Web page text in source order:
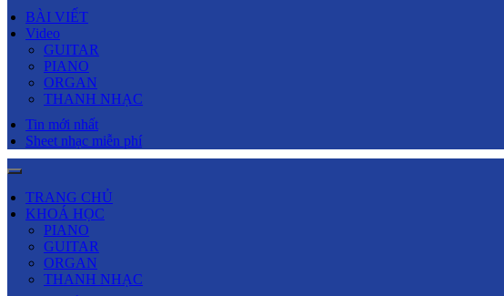
BÀI VIẾT
Video
GUITAR
PIANO
ORGAN
THANH NHẠC
Tin mới nhất
Sheet nhạc miễn phí
TRANG CHỦ
KHOÁ HỌC
PIANO
GUITAR
ORGAN
THANH NHẠC